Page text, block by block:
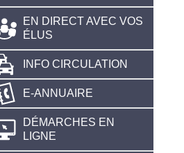
EN DIRECT AVEC VOS
ÉLUS
INFO CIRCULATION
E-ANNUAIRE
DÉMARCHES EN
LIGNE